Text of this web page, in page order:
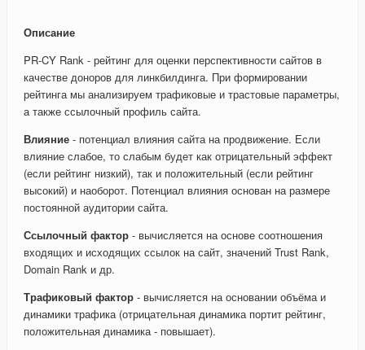
Описание
PR-CY Rank - рейтинг для оценки перспективности сайтов в
качестве доноров для линкбилдинга. При формировании
рейтинга мы анализируем трафиковые и трастовые параметры,
а также ссылочный профиль сайта.
Влияние - потенциал влияния сайта на продвижение. Если
влияние слабое, то слабым будет как отрицательный эффект
(если рейтинг низкий), так и положительный (если рейтинг
высокий) и наоборот. Потенциал влияния основан на размере
постоянной аудитории сайта.
Ссылочный фактор - вычисляется на основе соотношения
входящих и исходящих ссылок на сайт, значений Trust Rank,
Domain Rank и др.
Трафиковый фактор - вычисляется на основании объёма и
динамики трафика (отрицательная динамика портит рейтинг,
положительная динамика - повышает).